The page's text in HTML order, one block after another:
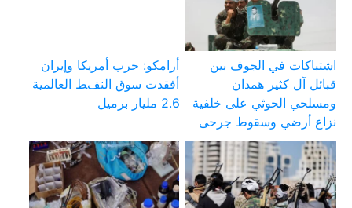
اشتباكات في الجوف بين
قبائل آل كثير همدان
ومسلحي الحوثي على خلفية
نزاع أرضي وسقوط جرحى
أرامكو: حرب أمريكا وإيران
أفقدت سوق النفط العالمية
2.6 مليار برميل